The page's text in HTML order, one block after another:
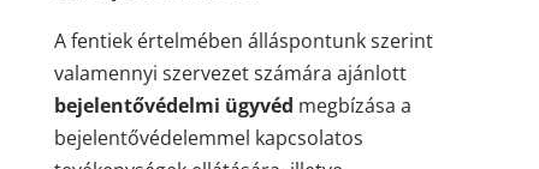
A fentiek értelmében álláspontunk szerint
valamennyi szervezet számára ajánlott
bejelentővédelmi ügyvéd megbízása a
bejelentővédelemmel kapcsolatos